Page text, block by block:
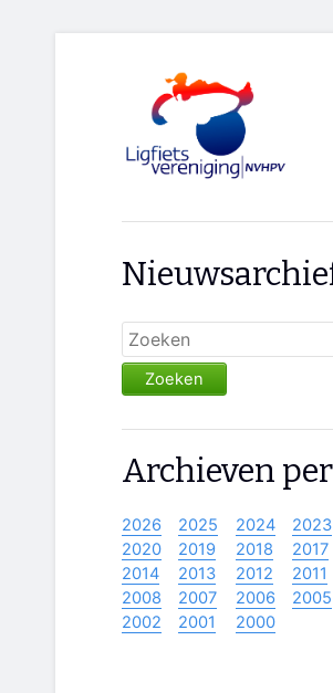
Zoeken
Archieven
2026 2025 2024 2023
2020
2019 2018 2017
2014
2013 2012 2011
2008
2007 2006 2005
2002
2001 2000